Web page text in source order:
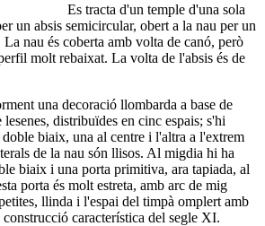
Es tracta d'un temple d'una sola
un absis semicircular, obert a la nau per un
nau és coberta amb volta de canó, però
molt rebaixat. La volta de l'absis és de
una decoració llombarda a base de
distribuïdes en cinc espais; s'hi
doble biaix, una al centre i l'altra a l'extrem
de la nau són llisos. Al migdia hi ha
biaix i una porta primitiva, ara tapiada, al
porta és molt estreta, amb arc de mig
llinda i l'espai del timpà omplert amb
característica del segle XI.